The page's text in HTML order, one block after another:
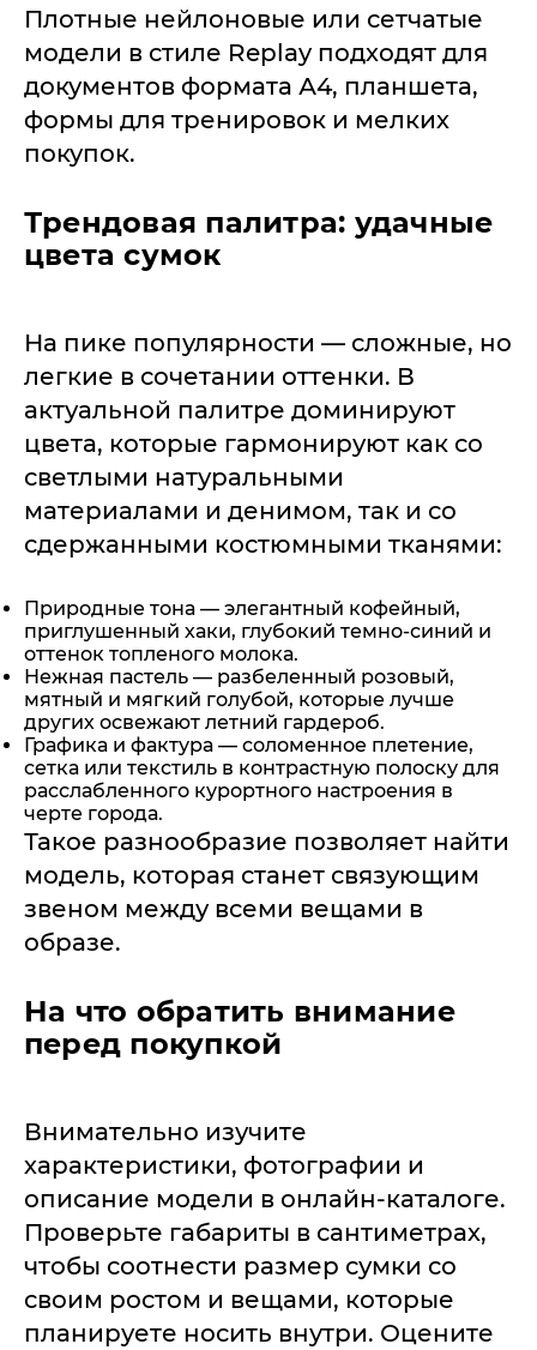
Плотные нейлоновые или сетчатые
модели в стиле Replay подходят для
документов формата А4, планшета,
формы для тренировок и мелких
покупок.
Трендовая палитра: удачные
цвета сумок
На пике популярности — сложные, но
легкие в сочетании оттенки. В
актуальной палитре доминируют
цвета, которые гармонируют как со
светлыми натуральными
материалами и денимом, так и со
сдержанными костюмными тканями:
Природные тона — элегантный кофейный,
приглушенный хаки, глубокий темно-синий и
оттенок топленого молока.
Нежная пастель — разбеленный розовый,
мятный и мягкий голубой, которые лучше
других освежают летний гардероб.
Графика и фактура — соломенное плетение,
сетка или текстиль в контрастную полоску для
расслабленного курортного настроения в
черте города.
Такое разнообразие позволяет найти
модель, которая станет связующим
звеном между всеми вещами в
образе.
На что обратить внимание
перед покупкой
Внимательно изучите
характеристики, фотографии и
описание модели в онлайн-каталоге.
Проверьте габариты в сантиметрах,
чтобы соотнести размер сумки со
своим ростом и вещами, которые
планируете носить внутри. Оцените